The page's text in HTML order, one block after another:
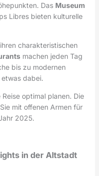
Das Museum
Libres bieten kulturelle
charakteristischen
machen jeden Tag
bis zu modernen
dabei.
optimal planen. Die
mit offenen Armen für
2025.
in der Altstadt